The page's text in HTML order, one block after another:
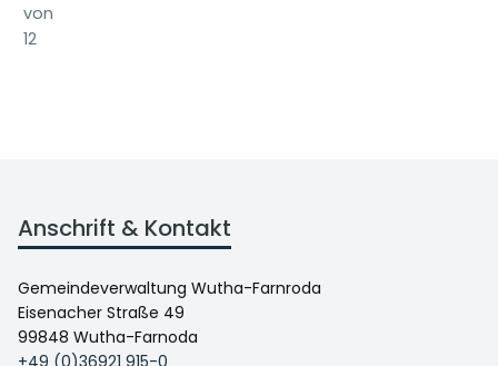
von
12
Anschrift & Kontakt
Gemeindeverwaltung Wutha-Farnroda
Eisenacher Straße 49
99848 Wutha-Farnoda
+49 (0)36921 915-0